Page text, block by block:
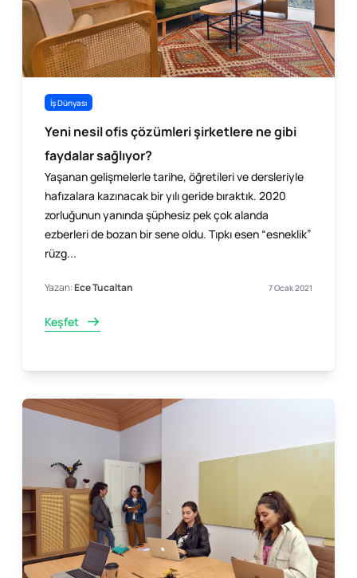
İş Dünyası
Yeni nesil ofis çözümleri şirketlere ne gibi
faydalar sağlıyor?
Yaşanan gelişmelerle tarihe, öğretileri ve dersleriyle
hafızalara kazınacak bir yılı geride bıraktık. 2020
zorluğunun yanında şüphesiz pek çok alanda
ezberleri de bozan bir sene oldu. Tıpkı esen “esneklik”
rüzg...
Yazan:Ece Tucaltan 7 Ocak 2021
Keşfet